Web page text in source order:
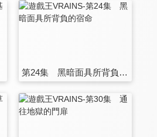
第24集 黑暗面具所背負的宿命